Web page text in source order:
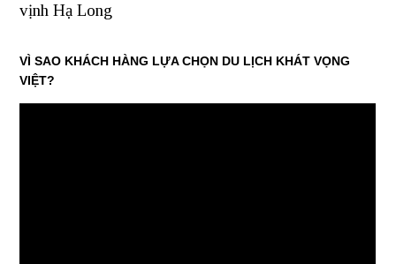
vịnh Hạ Long
VÌ SAO KHÁCH HÀNG LỰA CHỌN DU LỊCH KHÁT VỌNG
VIỆT?